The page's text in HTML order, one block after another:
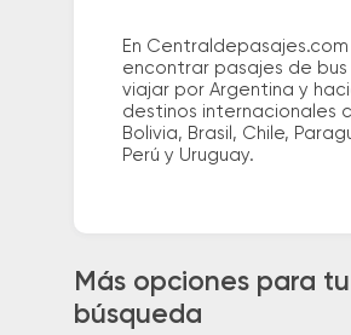
En
encontrar pasajes de
viajar por Argentina y
destinos internacionales
Bolivia, Brasil, Chile,
Perú y Uruguay.
Más opciones para tu
búsqueda